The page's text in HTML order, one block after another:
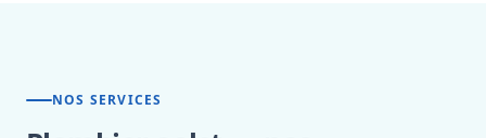
NOS SERVICES